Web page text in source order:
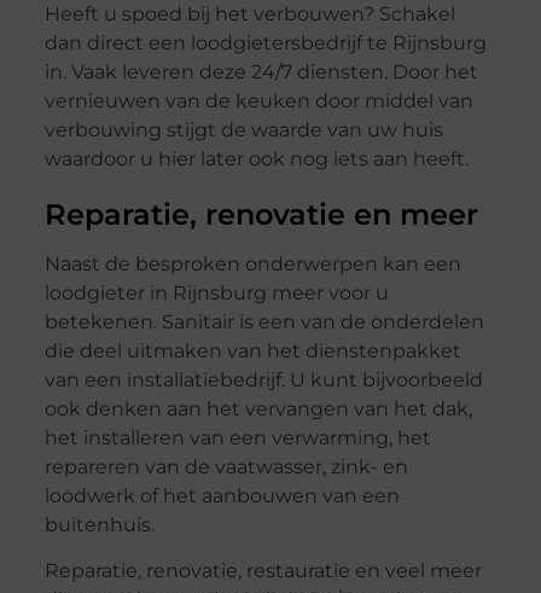
Heeft u spoed bij het verbouwen? Schakel
dan direct een loodgietersbedrijf te Rijnsburg
in. Vaak leveren deze 24/7 diensten. Door het
vernieuwen van de keuken door middel van
verbouwing stijgt de waarde van uw huis
waardoor u hier later ook nog iets aan heeft.
Reparatie, renovatie en meer
Naast de besproken onderwerpen kan een
loodgieter in Rijnsburg meer voor u
betekenen. Sanitair is een van de onderdelen
die deel uitmaken van het dienstenpakket
van een installatiebedrijf. U kunt bijvoorbeeld
ook denken aan het vervangen van het dak,
het installeren van een verwarming, het
repareren van de vaatwasser, zink- en
loodwerk of het aanbouwen van een
buitenhuis.
Reparatie, renovatie, restauratie en veel meer